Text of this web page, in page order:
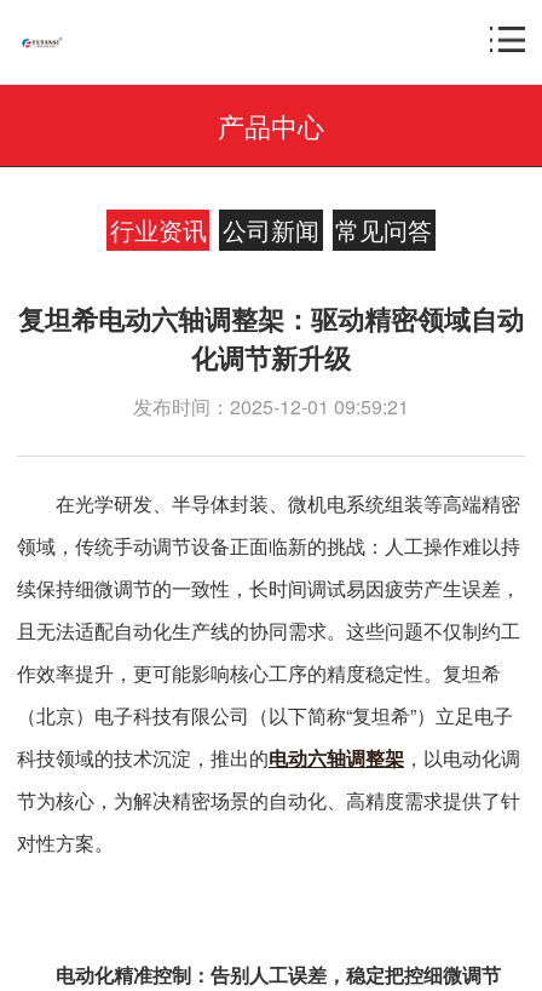
产品中心
行业资讯 公司新闻 常见问答
复坦希电动六轴调整架：驱动精密领域自动
化调节新升级
发布时间：2025-12-01 09:59:21
在光学研发、半导体封装、微机电系统组装等高端精密
领域，传统手动调节设备正面临新的挑战：人工操作难以持
续保持细微调节的一致性，长时间调试易因疲劳产生误差，
且无法适配自动化生产线的协同需求。这些问题不仅制约工
作效率提升，更可能影响核心工序的精度稳定性。复坦希
（北京）电子科技有限公司（以下简称“复坦希”）立足电子
科技领域的技术沉淀，推出的电动六轴调整架 ，以电动化调
节为核心，为解决精密场景的自动化、高精度需求提供了针
对性方案。
电动化精准控制：告别人工误差，稳定把控细微调节